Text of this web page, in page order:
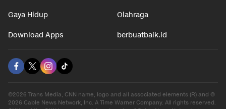
Gaya Hidup Olahraga
Download Apps berbuatbaik.id
©2026 Trans Media, CNN name, logo and all associated elements (R) and ©
2026 Cable News Network, Inc. A Time Warner Company. All rights reserved.